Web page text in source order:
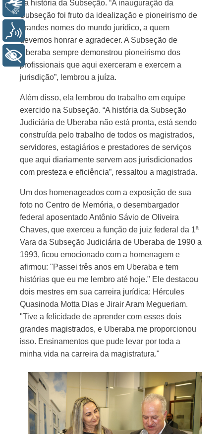
da história da Subseção. “A inauguração da
Subseção foi fruto da idealização e pioneirismo de
grandes nomes do mundo jurídico, a quem
devemos honrar e agradecer. A Subseção de
Uberaba sempre demonstrou pioneirismo dos
profissionais que aqui exerceram e exercem a
jurisdição”, lembrou a juíza.
Além disso, ela lembrou do trabalho em equipe
exercido na Subseção. “A história da Subseção
Judiciária de Uberaba não está pronta, está sendo
construída pelo trabalho de todos os magistrados,
servidores, estagiários e prestadores de serviços
que aqui diariamente servem aos jurisdicionados
com presteza e eficiência”, ressaltou a magistrada.
Um dos homenageados com a exposição de sua
foto no Centro de Memória, o desembargador
federal aposentado Antônio Sávio de Oliveira
Chaves, que exerceu a função de juiz federal da 1ª
Vara da Subseção Judiciária de Uberaba de 1990 a
1993, ficou emocionado com a homenagem e
afirmou: "Passei três anos em Uberaba e tem
histórias que eu me lembro até hoje." Ele destacou
dois mestres em sua carreira jurídica: Hércules
Quasinoda Motta Dias e Jirair Aram Megueriam.
"Tive a felicidade de aprender com esses dois
grandes magistrados, e Uberaba me proporcionou
isso. Ensinamentos que pude levar por toda a
minha vida na carreira da magistratura."
Libras
Voz
+ Acessibilidade